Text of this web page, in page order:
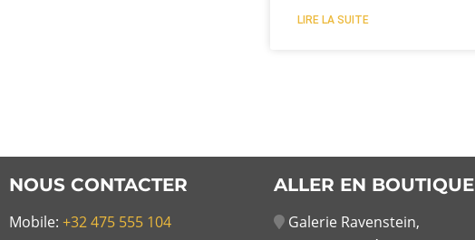
LIRE LA SUITE
NOUS CONTACTER
Mobile: +32 475 555 104
ALLER EN BOUTIQUE
Galerie Ravenstein,